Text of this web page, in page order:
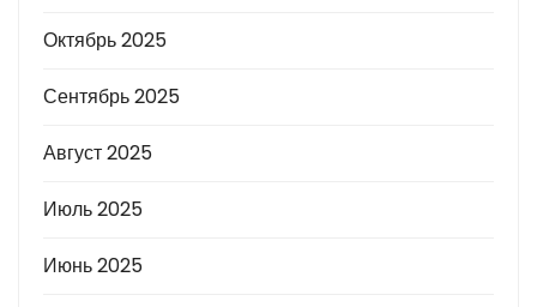
Октябрь 2025
Сентябрь 2025
Август 2025
Июль 2025
Июнь 2025